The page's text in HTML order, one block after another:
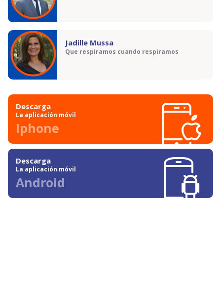
Jadille Mussa
Que respiramos cuando respiramos
Descarga
La aplicación móvil
Iphone
Descarga
La aplicación móvil
Android